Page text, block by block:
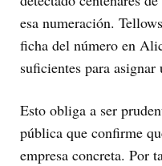
esa numeración.
ficha del número en
suficientes para
Esto obliga a ser
pública que confirme
empresa concreta. Por